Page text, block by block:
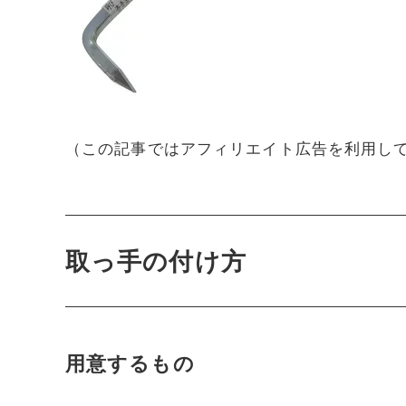
（この記事ではアフィリエイト広告を利用し
取っ手の付け方
用意するもの